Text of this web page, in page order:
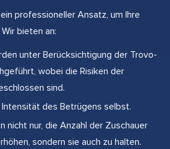
professioneller Ansatz, um Ihre
bieten an:
unter Berücksichtigung der Trovo-
wobei die Risiken der
sind.
des Betrügens selbst.
nicht nur, die Anzahl der Zuschauer
sondern sie auch zu halten.